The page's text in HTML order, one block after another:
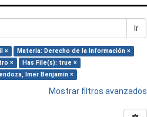
Ir
×
Materia: Derecho de la Información ×
×
Has File(s): true ×
Imer Benjamín ×
Mostrar filtros avanzados